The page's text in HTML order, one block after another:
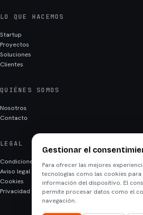
LO QUE HACEMOS
Startup
Proyectos
Soluciones
Clientes
QUIÉNES SOMOS
Nosotros
Contacto
LEGAL
Condiciones
Aviso legal
Cookies
Privacidad
Gestionar el
Para ofrecer las mejores
tecnologías como las cookies
información del dispositivo. El
permite procesar datos como el
navegación.